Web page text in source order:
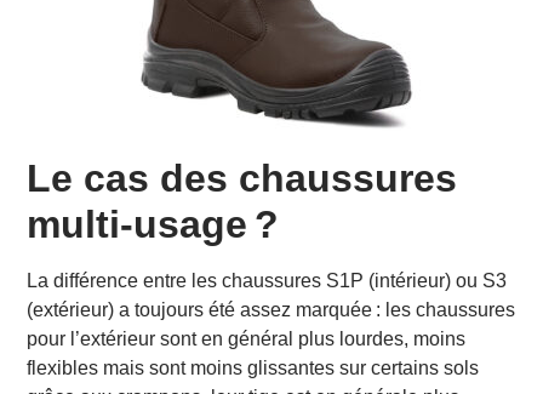
Le cas des chaussures
multi-usage ?
La différence entre les chaussures S1P (intérieur) ou S3
(extérieur) a toujours été assez marquée : les chaussures
pour l’extérieur sont en général plus lourdes, moins
flexibles mais sont moins glissantes sur certains sols